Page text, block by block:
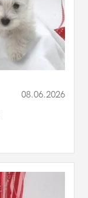
08.06.2026